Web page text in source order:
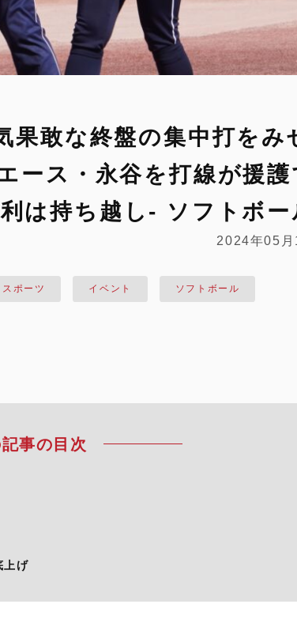
果敢な終盤の集中打をみ
ース・永谷を打線が援護
は持ち越し- ソフトボー
2024年05月
スポーツ イベント ソフトボール
事の目次
上げ